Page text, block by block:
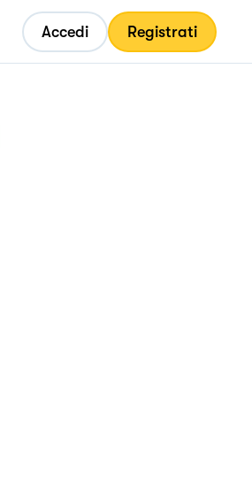
Accedi Registrati